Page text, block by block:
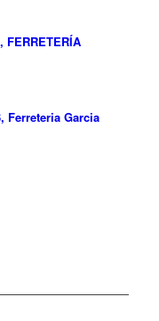
FERRETERÍA
Ferreteria Garcia